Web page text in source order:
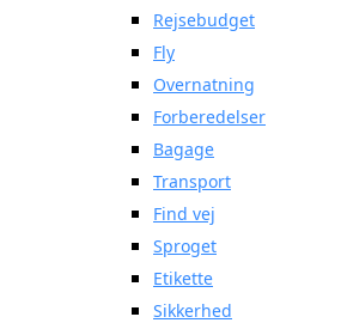
Rejsebudget
Fly
Overnatning
Forberedelser
Bagage
Transport
Find vej
Sproget
Etikette
Sikkerhed